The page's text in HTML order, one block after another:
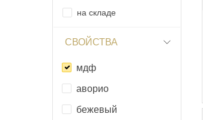
на складе
СВОЙСТВА
мдф
аворио
бежевый